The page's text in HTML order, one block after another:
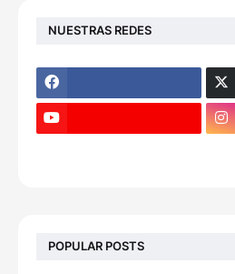
NUESTRAS REDES
POPULAR POSTS